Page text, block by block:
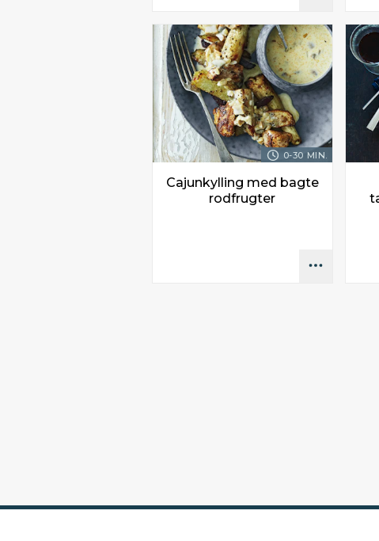
0-30 MIN.
Cajunkylling med bagte
rodfrugter